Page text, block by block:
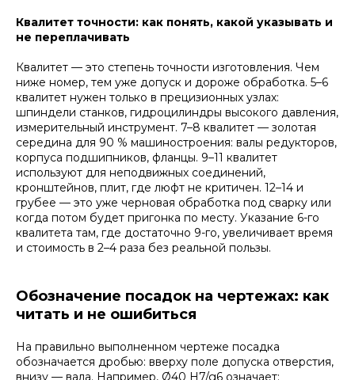
Квалитет точности: как понять, какой указывать и
не переплачивать
Квалитет — это степень точности изготовления. Чем
ниже номер, тем уже допуск и дороже обработка. 5–6
квалитет нужен только в прецизионных узлах:
шпиндели станков, гидроцилиндры высокого давления,
измерительный инструмент. 7–8 квалитет — золотая
середина для 90 % машиностроения: валы редукторов,
корпуса подшипников, фланцы. 9–11 квалитет
используют для неподвижных соединений,
кронштейнов, плит, где люфт не критичен. 12–14 и
грубее — это уже черновая обработка под сварку или
когда потом будет пригонка по месту. Указание 6-го
квалитета там, где достаточно 9-го, увеличивает время
и стоимость в 2–4 раза без реальной пользы.
Обозначение посадок на чертежах: как
читать и не ошибиться
На правильно выполненном чертеже посадка
обозначается дробью: вверху поле допуска отверстия,
внизу — вала. Например, Ø40 H7/g6 означает: